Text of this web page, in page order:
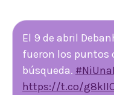
El 9 de abril
fueron los puntos
búsqueda.
https://t.co/